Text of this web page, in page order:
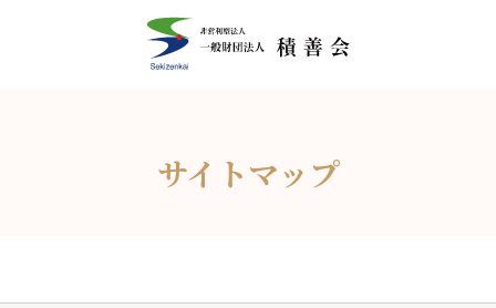
サイトマップ